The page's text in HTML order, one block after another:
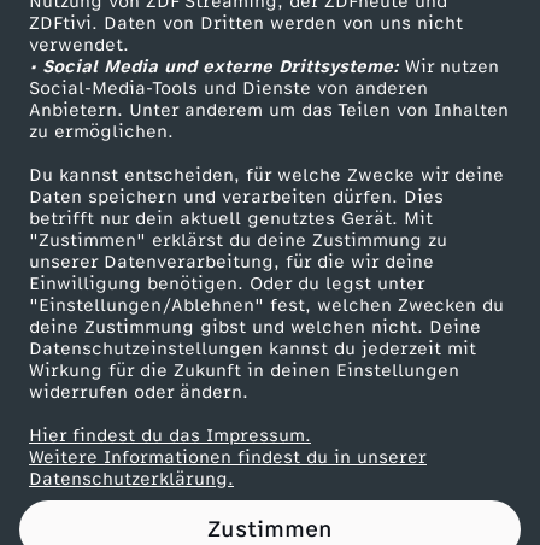
ZDFtivi. Daten von Dritten werden von uns nicht
verwendet.
• Social Media und externe Drittsysteme:Wir nutzen
Social-Media-Tools und Dienste von anderen
Anbietern. Unter anderem um das Teilen von Inhalten
zu ermöglichen.
Du kannst entscheiden, für welche Zwecke wir deine
Daten speichern und verarbeiten dürfen. Dies
betrifft nur dein aktuell genutztes Gerät. Mit
"Zustimmen" erklärst du deine Zustimmung zu
unserer Datenverarbeitung, für die wir deine
Einwilligung benötigen. Oder du legst unter
"Einstellungen/Ablehnen" fest, welchen Zwecken du
deine Zustimmung gibst und welchen nicht. Deine
Datenschutzeinstellungen kannst du jederzeit mit
Wirkung für die Zukunft in deinen Einstellungen
widerrufen oder ändern.
Hier findest du das Impressum.
Weitere Informationen findest du in unserer
Datenschutzerklärung.
Zustimmen
-
G
a
r
m
i
s
c
h
ZDF Unternehmen
Karriere
ZDF goes Schule
Werbefernsehen
Mainzelmännchen
Partner